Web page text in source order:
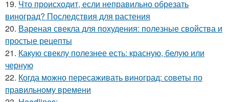
19. Что происходит, если неправильно обрезать
виноград? Последствия для растения
20. Вареная свекла для похудения: полезные свойства и
простые рецепты
21. Какую свеклу полезнее есть: красную, белую или
черную
22. Когда можно пересаживать виноград: советы по
правильному времени